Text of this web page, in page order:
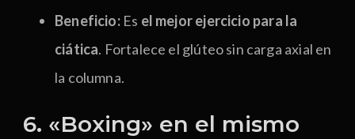
Beneficio:Es el mejor ejercicio para la
ciática. Fortalece el glúteo sin carga axial en
la columna.
6. «Boxing» en el mismo